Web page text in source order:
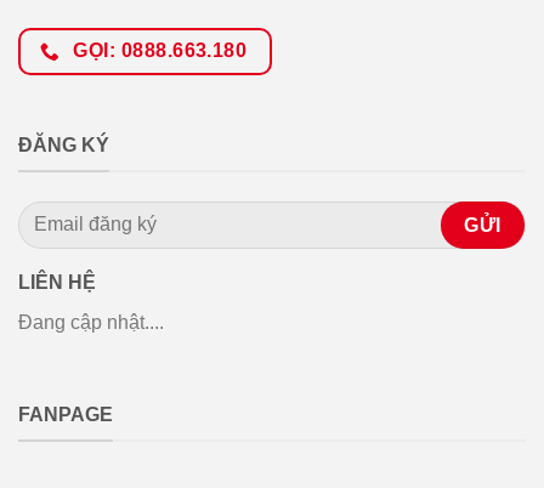
GỌI: 0888.663.180
ĐĂNG KÝ
LIÊN HỆ
Đang cập nhật....
FANPAGE